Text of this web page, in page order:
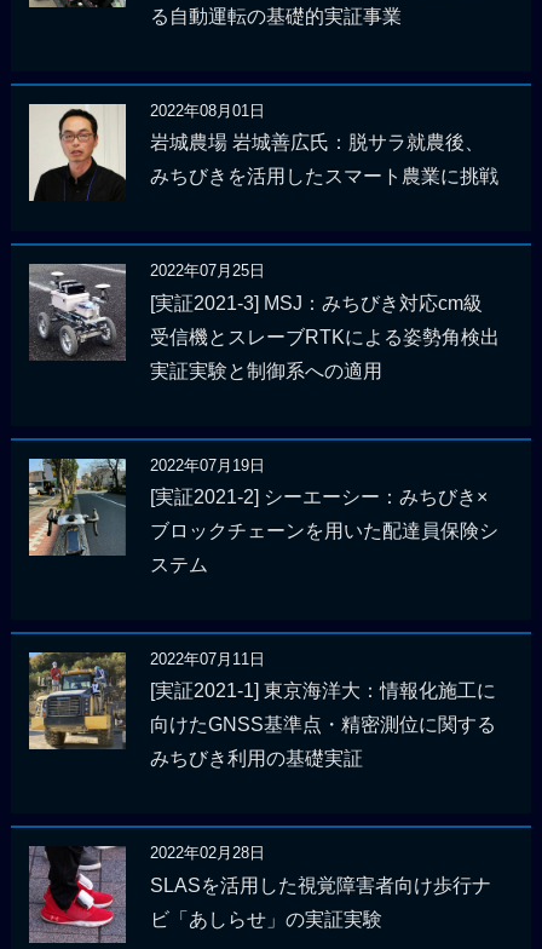
る自動運転の基礎的実証事業
2022年08月01日
岩城農場 岩城善広氏：脱サラ就農後、
みちびきを活用したスマート農業に挑戦
2022年07月25日
[実証2021-3] MSJ：みちびき対応cm級
受信機とスレーブRTKによる姿勢角検出
実証実験と制御系への適用
2022年07月19日
[実証2021-2] シーエーシー：みちびき×
ブロックチェーンを用いた配達員保険シ
ステム
2022年07月11日
[実証2021-1] 東京海洋大：情報化施工に
向けたGNSS基準点・精密測位に関する
みちびき利用の基礎実証
2022年02月28日
SLASを活用した視覚障害者向け歩行ナ
ビ「あしらせ」の実証実験